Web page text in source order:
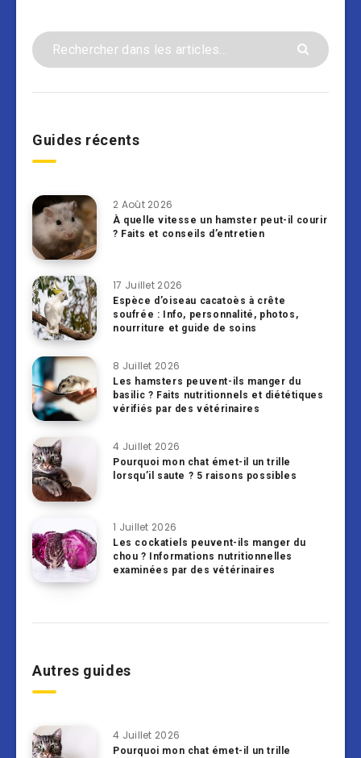
Guides récents
2 Août 2026
À quelle vitesse un hamster peut-il courir
? Faits et conseils d’entretien
17 Juillet 2026
Espèce d’oiseau cacatoès à crête
soufrée : Info, personnalité, photos,
nourriture et guide de soins
8 Juillet 2026
Les hamsters peuvent-ils manger du
basilic ? Faits nutritionnels et diététiques
vérifiés par des vétérinaires
4 Juillet 2026
Pourquoi mon chat émet-il un trille
lorsqu’il saute ? 5 raisons possibles
1 Juillet 2026
Les cockatiels peuvent-ils manger du
chou ? Informations nutritionnelles
examinées par des vétérinaires
Autres guides
4 Juillet 2026
Pourquoi mon chat émet-il un trille